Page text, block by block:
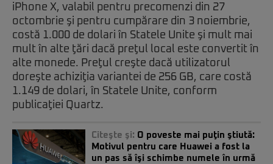
iPhone X, valabil pentru precomenzi din 27
octombrie şi pentru cumpărare din 3 noiembrie,
costă 1.000 de dolari în Statele Unite şi mult mai
mult în alte ţări dacă preţul local este convertit în
alte monede. Preţul creşte dacă utilizatorul
doreşte achiziţia variantei de 256 GB, care costă
1.149 de dolari, în Statele Unite, conform
publicaţiei Quartz.
Citeşte şi: O poveste mai puţin ştiută:
Motivul pentru care Huawei a fost la
un pas să îşi schimbe numele în urmă